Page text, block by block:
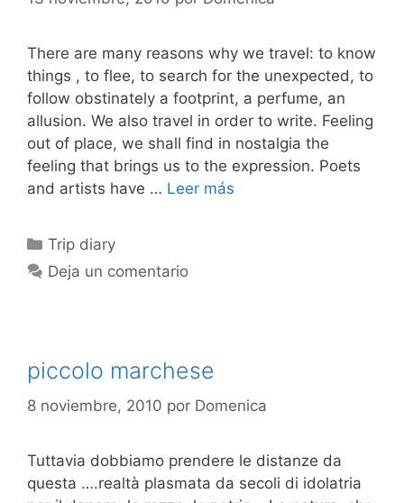
There are many reasons why we travel: to know
things , to flee, to search for the unexpected, to
follow obstinately a footprint, a perfume, an
allusion. We also travel in order to write. Feeling
out of place, we shall find in nostalgia the
feeling that brings us to the expression. Poets
and artists have … Leer más
Categorías
Trip diary
Deja un comentario
piccolo marchese
8 noviembre, 2010 por Domenica
Tuttavia dobbiamo prendere le distanze da
questa ….realtà plasmata da secoli di idolatria